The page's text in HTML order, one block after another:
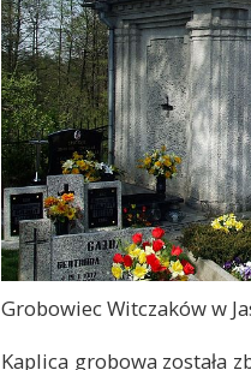
Grobowiec Witczaków w
Kaplica grobowa została